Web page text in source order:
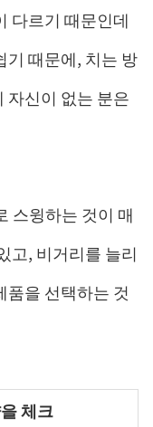
다르기 때문인데
기 때문에, 치는 방
자신이 없는 분은
스윙하는 것이 매
고, 비거리를 늘리
품을 선택하는 것
체크